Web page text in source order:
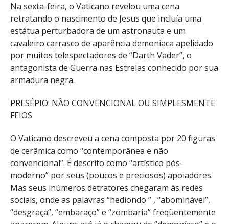
Na sexta-feira, o Vaticano revelou uma cena
retratando o nascimento de Jesus que incluía uma
estátua perturbadora de um astronauta e um
cavaleiro carrasco de aparência demoníaca apelidado
por muitos telespectadores de “Darth Vader”, o
antagonista de Guerra nas Estrelas conhecido por sua
armadura negra.
PRESÉPIO: NÃO CONVENCIONAL OU SIMPLESMENTE
FEIOS
O Vaticano descreveu a cena composta por 20 figuras
de cerâmica como “contemporânea e não
convencional”. É descrito como “artístico pós-
moderno” por seus (poucos e preciosos) apoiadores.
Mas seus inúmeros detratores chegaram às redes
sociais, onde as palavras “hediondo ” , “abominável”,
“desgraça”, “embaraço” e “zombaria” freqüentemente